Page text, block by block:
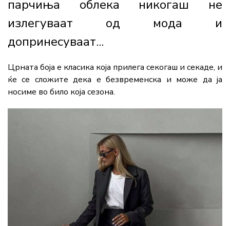
парчиња облека никогаш не
излегуваат од мода и
допринесуваат...
Црната боја е класика која прилега секогаш и секаде, и
ќе се сложите дека е безвременска и може да ја
носиме во било која сезона.